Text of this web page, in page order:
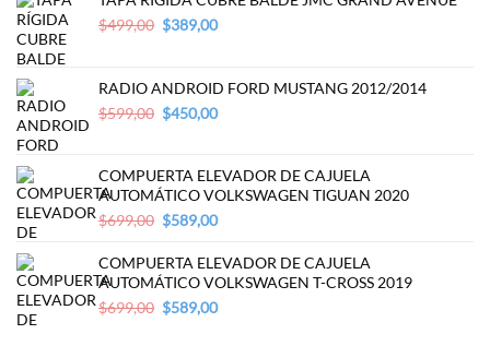
$499,00 Original
$499,00.
$389,00Current
$389,00.
RADIO ANDROID FORD MUSTANG 2012/2014
$599,00 Original
$599,00.
$450,00Current
$450,00.
COMPUERTA ELEVADOR DE CAJUELA
AUTOMÁTICO VOLKSWAGEN TIGUAN 2020
$699,00 Original
was:
$699,00.
$589,00Current
is:
$589,00.
COMPUERTA ELEVADOR DE CAJUELA
AUTOMÁTICO VOLKSWAGEN T-CROSS 2019
$699,00 Original
$589,00Current